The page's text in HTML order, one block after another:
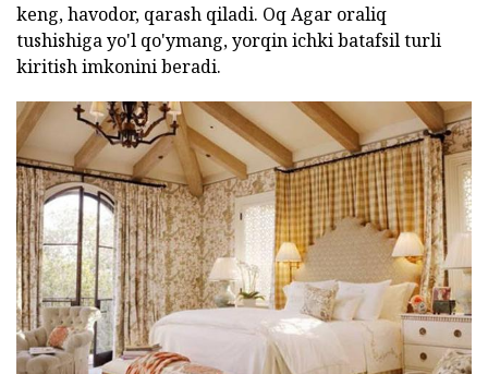
keng, havodor, qarash qiladi. Oq Agar oraliq
tushishiga yo'l qo'ymang, yorqin ichki batafsil turli
kiritish imkonini beradi.